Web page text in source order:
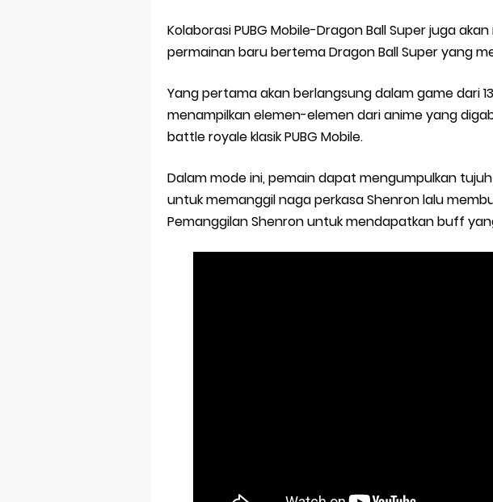
Kolaborasi PUBG Mobile-Dragon Ball Super juga
permainan baru bertema Dragon Ball Super yang
Yang pertama akan berlangsung dalam game dari
menampilkan elemen-elemen dari anime yang
battle royale klasik PUBG Mobile.
Dalam mode ini, pemain dapat mengumpulkan
untuk memanggil naga perkasa Shenron lalu
Pemanggilan Shenron untuk mendapatkan buff